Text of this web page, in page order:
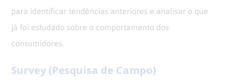
para identificar tendências anteriores e analisar o que
já foi estudado sobre o comportamento dos
consumidores.
Survey (Pesquisa de Campo)